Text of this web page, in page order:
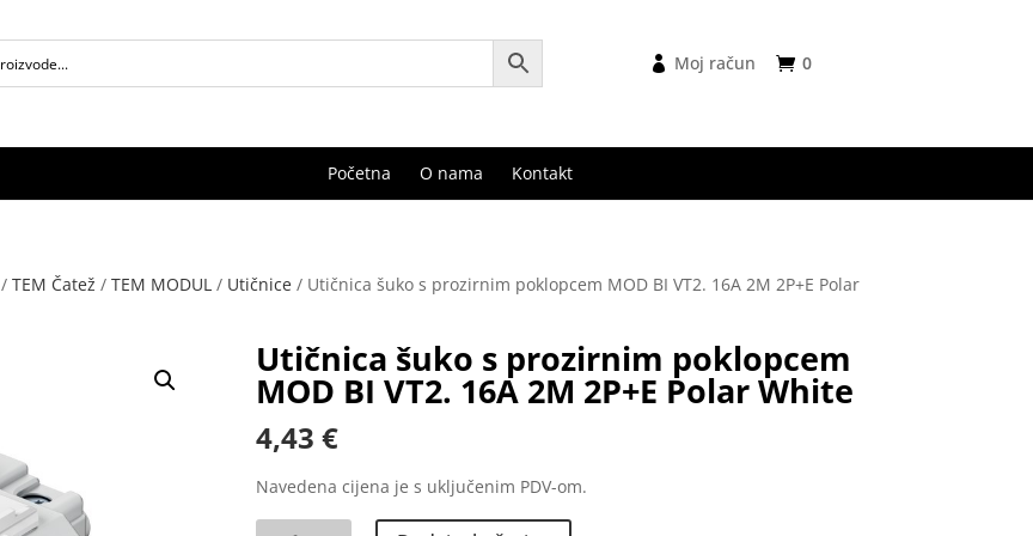
0
Moj račun
Početna O nama Kontakt
/TEM Čatež /TEM MODUL / Utičnice / Utičnica šuko s prozirnim poklopcem MOD BI VT2. 16A 2M 2P+E Polar
Utičnica šuko s prozirnim poklopcem
MOD BI VT2. 16A 2M 2P+E Polar White
4,43 €
Navedena cijena je s uključenim PDV-om.
Utičnica